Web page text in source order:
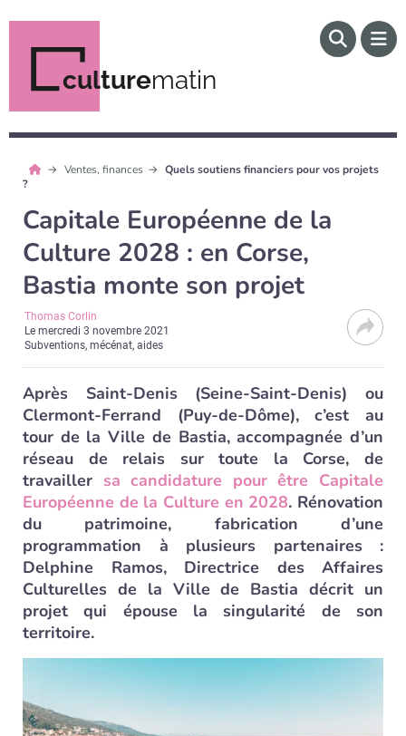
culturematin
Ventes, finances
Quels soutiens financiers pour vos projets
?
Capitale Européenne de la
Culture 2028 : en Corse,
Bastia monte son projet
Thomas Corlin
Lemercredi 3 novembre 2021
Subventions, mécénat, aides
Après Saint-Denis (Seine-Saint-Denis) ou
Clermont-Ferrand (Puy-de-Dôme), c’est au
tour de la Ville de Bastia, accompagnée d’un
réseau de relais sur toute la Corse, de
travailler sa candidature pour être Capitale
Européenne de la Culture en 2028. Rénovation
du patrimoine, fabrication d’une
programmation à plusieurs partenaires :
Delphine Ramos, Directrice des Affaires
Culturelles de la Ville de Bastia décrit un
projet qui épouse la singularité de son
territoire.